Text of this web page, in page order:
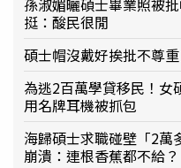
孫淑媚曬碩士畢業照被
挺：酸民很閒
碩士帽沒戴好挨批不尊
為逃2百萬學貸移民！
用名牌耳機被抓包
海歸碩士求職碰壁「2萬
崩潰：連根香蕉都不給？